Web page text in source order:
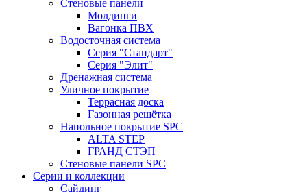
Стеновые панели
Молдинги
Вагонка ПВХ
Водосточная система
Серия "Стандарт"
Серия "Элит"
Дренажная система
Уличное покрытие
Террасная доска
Газонная решётка
Напольное покрытие SPC
ALTA STEP
ГРАНД СТЭП
Стеновые панели SPC
Серии и коллекции
Сайдинг